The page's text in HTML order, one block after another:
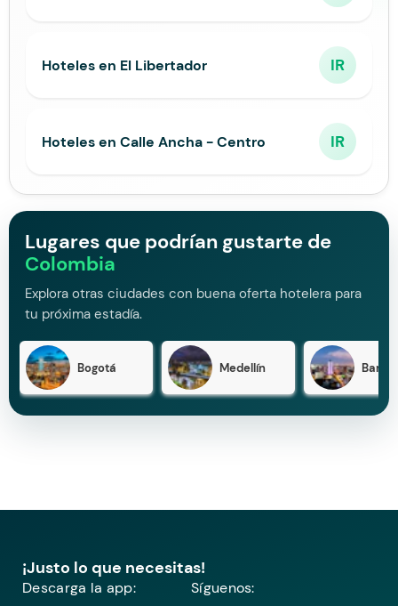
Hoteles en El Libertador IR
Hoteles en Calle Ancha - Centro IR
Lugares que podrían gustarte de
Colombia
Explora otras ciudades con buena oferta hotelera para
tu próxima estadía.
Bogotá Medellín
¡Justo lo que necesitas!
Descarga la app: Síguenos: